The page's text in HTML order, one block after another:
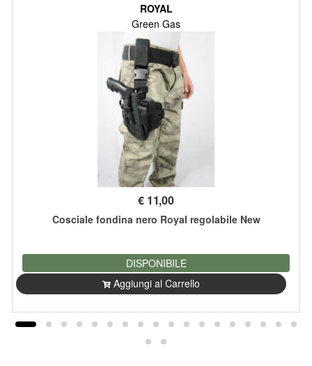
ROYAL
Green Gas
€ 11,00
Cosciale fondina nero Royal regolabile New
DISPONIBILE
Aggiungi al Carrello